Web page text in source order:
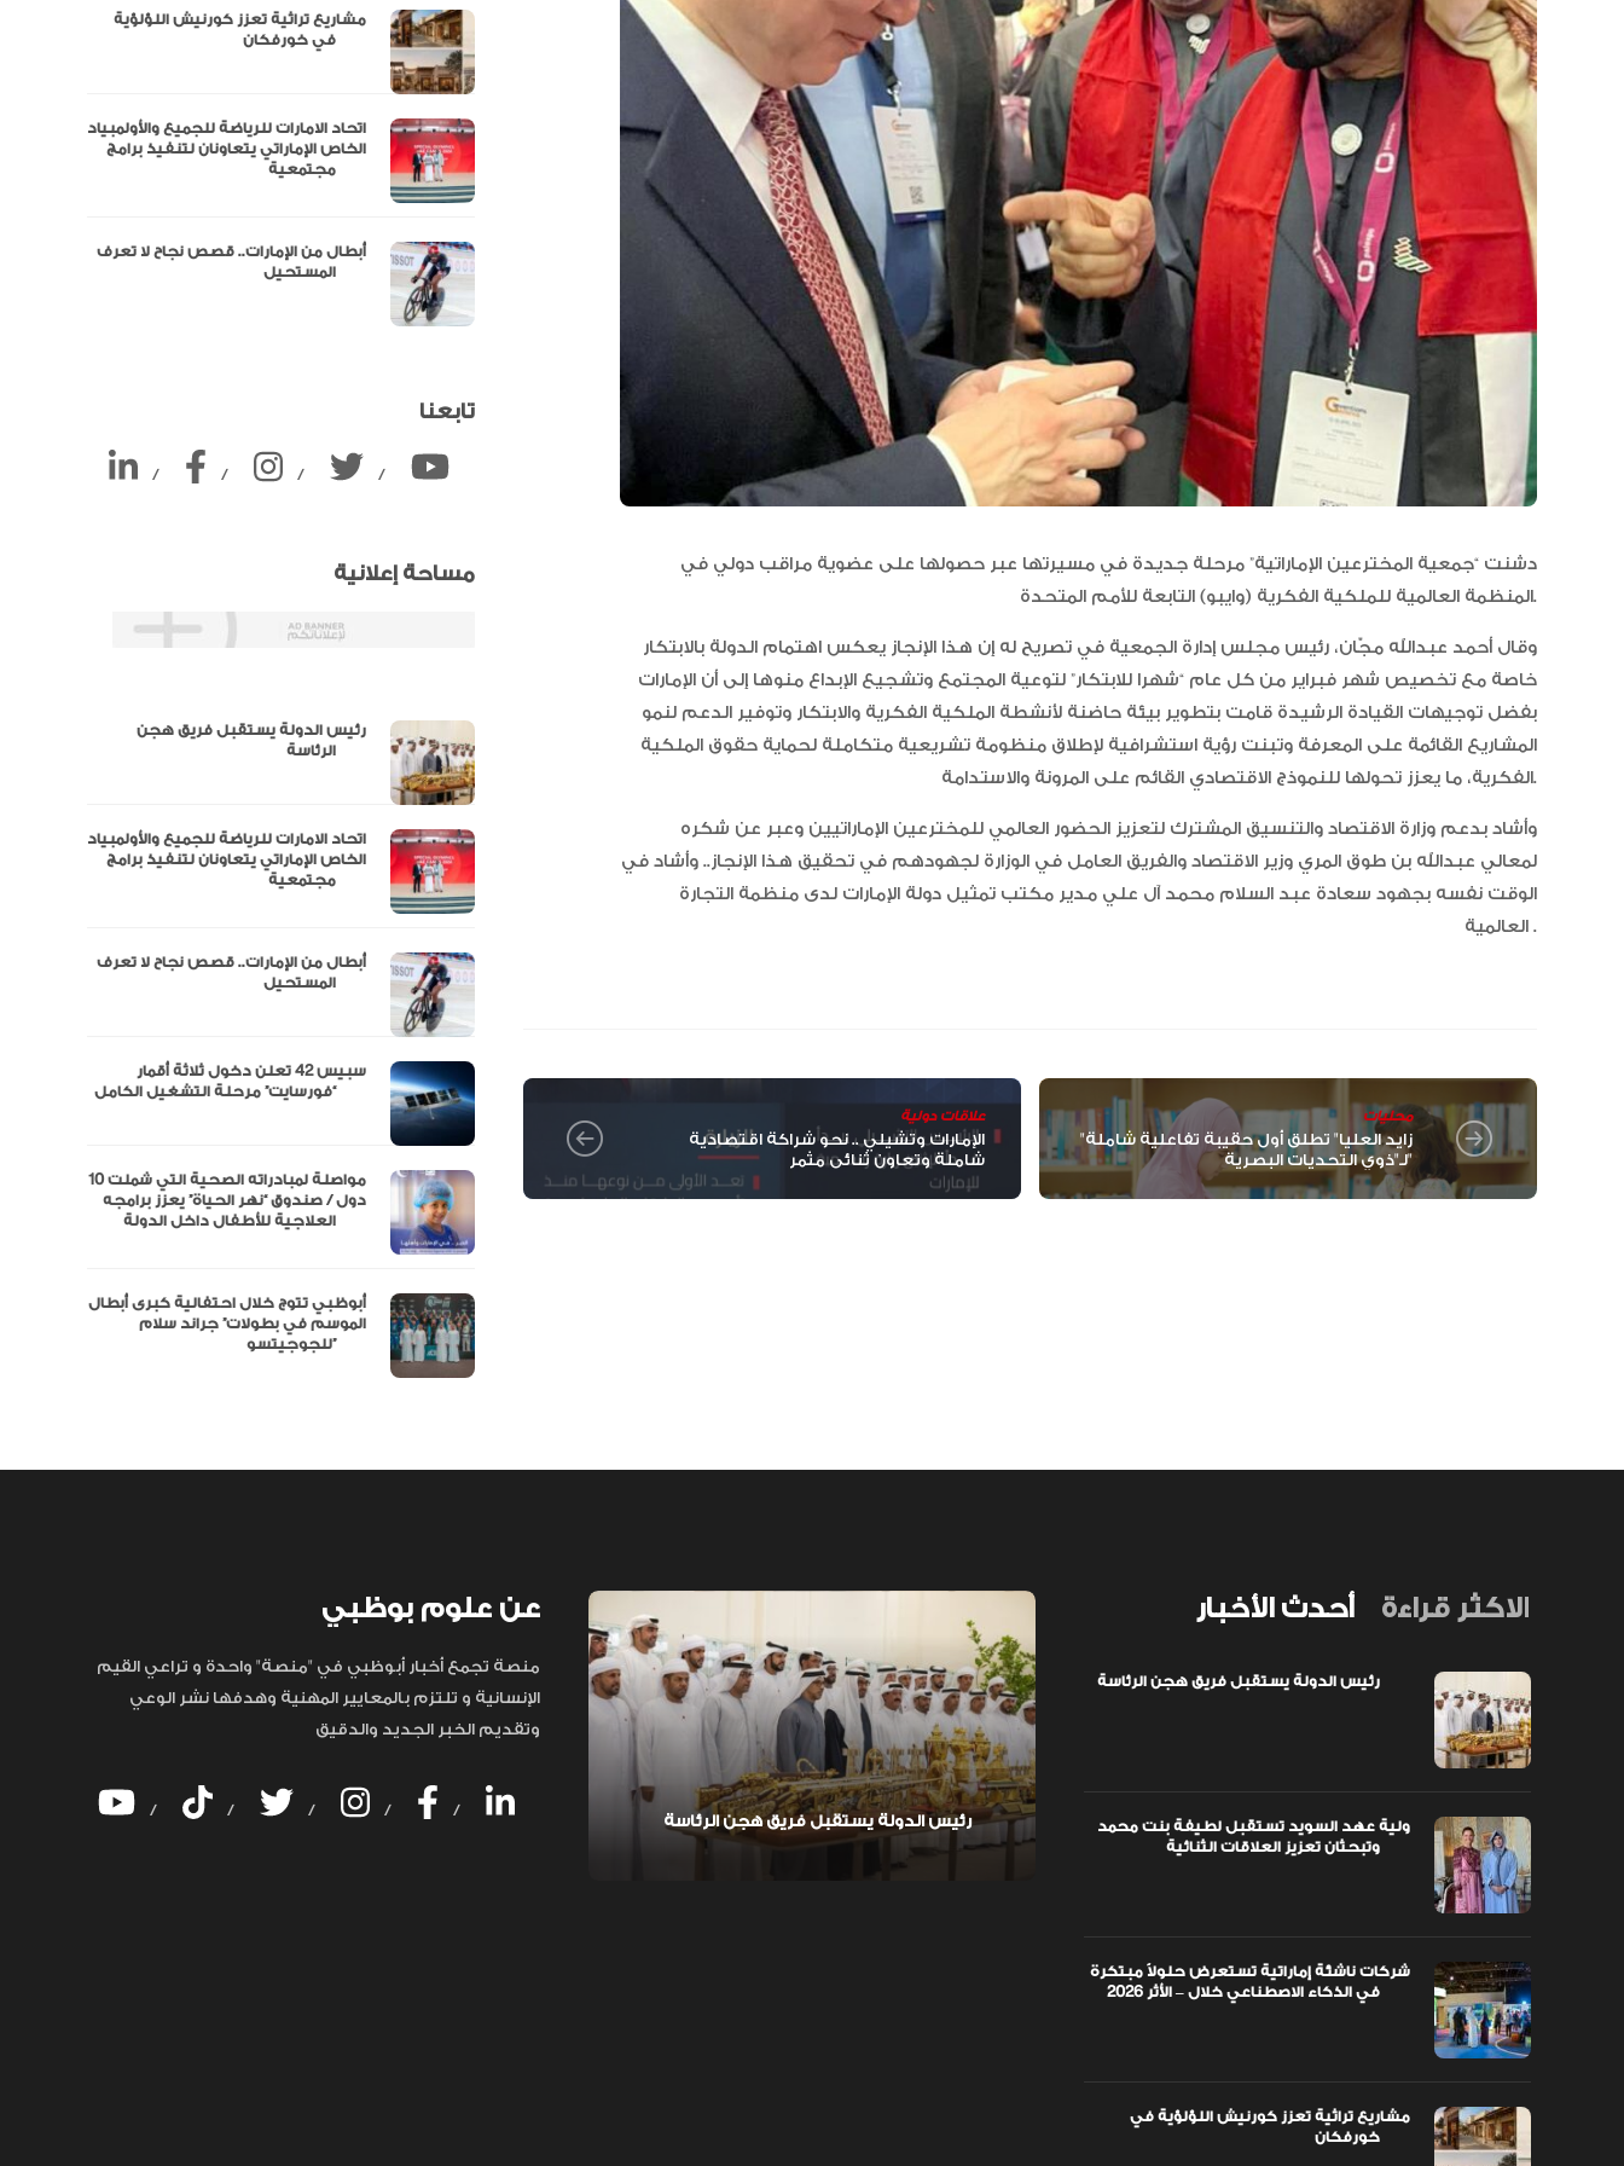
دشنت “جمعية المخترعين الإماراتية” مرحلة جديدة في مسيرتها عبر حصولها على عضوية مراقب دولي في
المنظمة العالمية للملكية الفكرية (وايبو) التابعة للأمم المتحدة.
وقال أحمد عبدالله مجّان، رئيس مجلس إدارة الجمعية في تصريح له إن هذا الإنجاز يعكس اهتمام الدولة بالابتكار
خاصة مع تخصيص شهر فبراير من كل عام “شهرا للابتكار” لتوعية المجتمع وتشجيع الإبداع منوها إلى أن الإمارات
بفضل توجيهات القيادة الرشيدة قامت بتطوير بيئة حاضنة لأنشطة الملكية الفكرية والابتكار وتوفير الدعم لنمو
المشاريع القائمة على المعرفة وتبنت رؤية استشرافية لإطلاق منظومة تشريعية متكاملة لحماية حقوق الملكية
الفكرية، ما يعزز تحولها للنموذج الاقتصادي القائم على المرونة والاستدامة.
وأشاد بدعم وزارة الاقتصاد والتنسيق المشترك لتعزيز الحضور العالمي للمخترعين الإماراتيين وعبر عن شكره
لمعالي عبدالله بن طوق المري وزير الاقتصاد والفريق العامل في الوزارة لجهودهم في تحقيق هذا الإنجاز.. وأشاد في
الوقت نفسه بجهود سعادة عبد السلام محمد آل علي مدير مكتب تمثيل دولة الإمارات لدى منظمة التجارة
العالمية .
علاقات دولية
الإمارات وتشيلي .. نحو شراكة اقتصادية
شاملة وتعاون ثنائي مثمر
محليات
"زايد العليا" تطلق أول حقيبة تفاعلية شاملة
لـ"ذوي التحديات البصرية"
مشاريع تراثية تعزز كورنيش اللؤلؤية
اتحاد الامارات للرياضة للجميع والأولمبياد
الخاص الإماراتي يتعاونان لتنفيذ برامج
أبطال من الإمارات.. قصص نجاح لا تعرف
مجلس الأعمال الإماراتي الهندي:
العلاقات الاقتصادية والاستثمارية بين
تابعنا
/ / / /
مساحة إعلانية
رئيس الدولة يستقبل فريق هجن
اتحاد الامارات للرياضة للجميع والأولمبياد
الخاص الإماراتي يتعاونان لتنفيذ برامج
أبطال من الإمارات.. قصص نجاح لا تعرف
سبيس 42 تعلن دخول ثلاثة أقمار
“فورسايت” مرحلة التشغيل الكامل
مواصلة لمبادراته الصحية التي شملت 10
دول / صندوق “نهر الحياة” يعزز برامجه
أبوظبي تتوج خلال احتفالية كبرى أبطال
الموسم في بطولات” جراند سلام
للجوجيتسو”
ميدالية و10 أرقام قياسية في كأس
الإمارات ترسخ ريادتها العالمية في اعتماد
الإمارات تعزز ريادتها العالمية في جمال
ضمن الفئة “A”
عن علوم بوظبي
منصة تجمع أخبار أبوظبي في "منصة" واحدة و تراعي القيم
الإنسانية و تلتزم بالمعايير المهنية وهدفها نشر الوعي
وتقديم الخبر الجديد والدقيق
/ / / / /
رئيس الدولة يستقبل فريق هجن الرئاسة
أحدث الأخبار الاكثر قراءة
ولية عهد السويد تستقبل لطيفة بنت محمد
شركات ناشئة إماراتية تستعرض حلولاً مبتكرة
مشاريع تراثية تعزز كورنيش اللؤلؤية في